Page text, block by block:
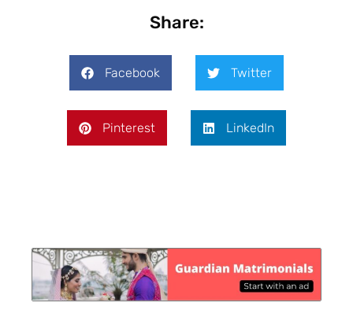
Share:
Facebook Twitter
Pinterest LinkedIn